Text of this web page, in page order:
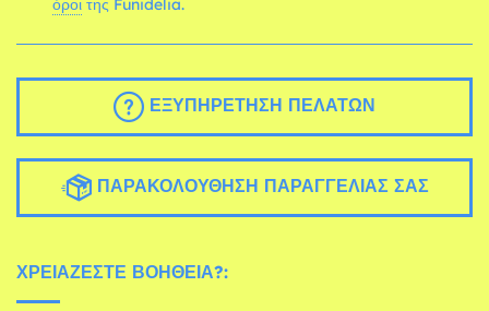
όροι της Funidelia.
ΕΞΥΠΗΡΈΤΗΣΗ ΠΕΛΑΤΏΝ
ΠΑΡΑΚΟΛΟΎΘΗΣΗ ΠΑΡΑΓΓΕΛΊΑΣ ΣΑΣ
ΧΡΕΙΆΖΕΣΤΕ ΒΟΉΘΕΙΑ?: